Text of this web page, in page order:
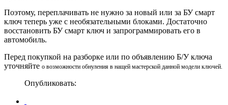
Поэтому, переплачивать не нужно за новый или за БУ смарт
ключ теперь уже с необязательными блоками. Достаточно
восстановить БУ смарт ключ и запрограммировать его в
автомобиль.
Перед покупкой на разборке или по объявлению Б/У ключа
уточняйте о возможности обнуления в нащей мастерской данной модели ключей.
Опубликовать: